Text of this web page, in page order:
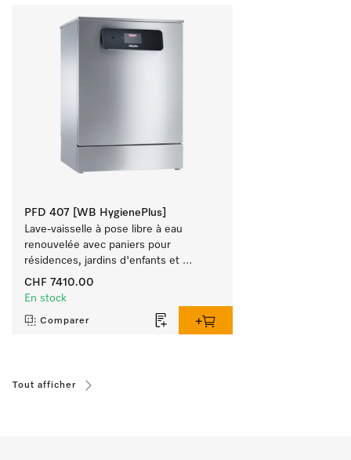
PFD 407 [WB HygienePlus]
Lave-vaisselle à pose libre à eau
renouvelée avec paniers pour
résidences, jardins d'enfants et
espaces à exigence d'hygiène.
CHF 7410.00
En stock
Comparer
Tout afficher